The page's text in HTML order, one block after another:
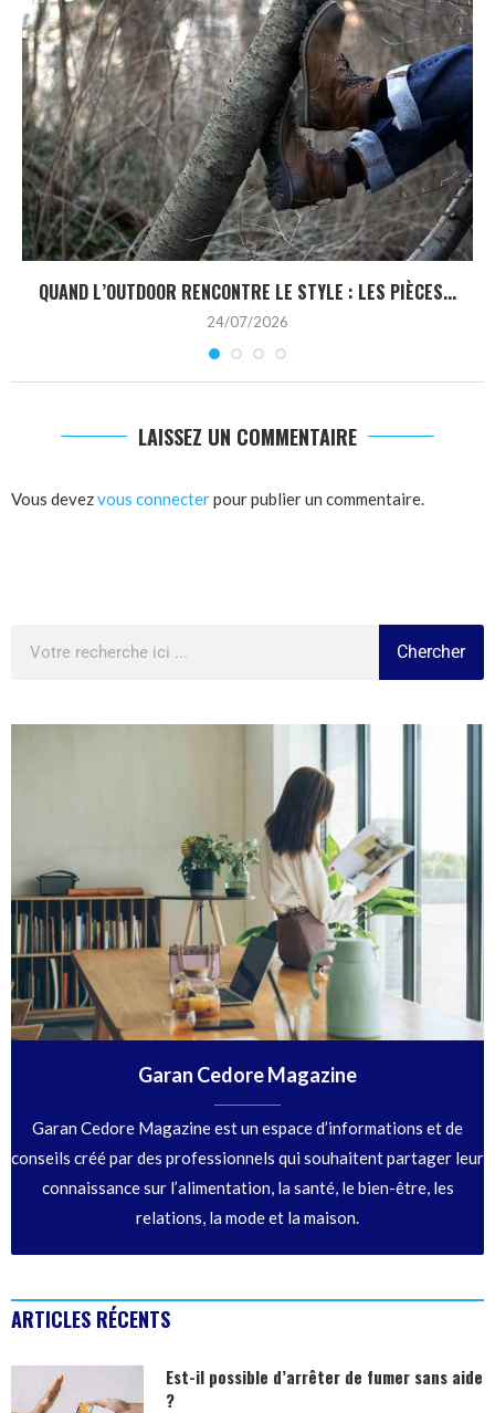
QUAND L’OUTDOOR RENCONTRE LE STYLE : LES PIÈCES...
24/07/2026
LAISSEZ UN COMMENTAIRE
Vous devezvous connecterpour publier un commentaire.
Chercher
Garan Cedore Magazine
Garan Cedore Magazine est un espace d’informations et de
conseils créé par des professionnels qui souhaitent partager leur
connaissance sur l’alimentation, la santé, le bien-être, les
relations, la mode et la maison.
ARTICLES RÉCENTS
Est-il possible d’arrêter de fumer sans aide
?